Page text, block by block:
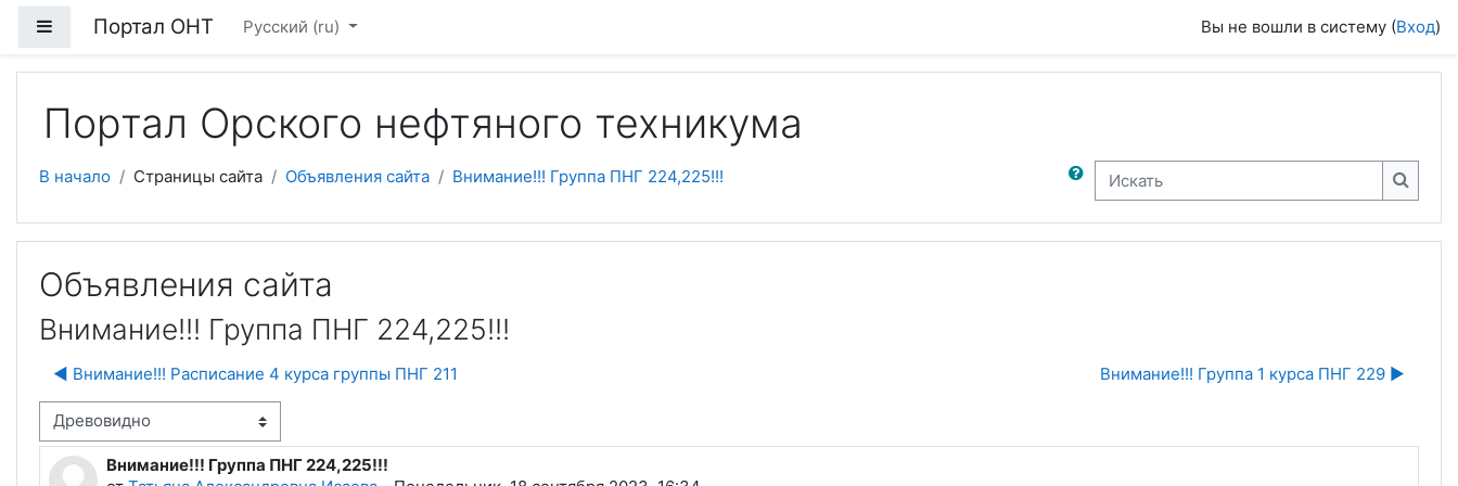
Боковая панель
Портал ОНТ Русский ‎(ru)‎ Вы не вошли в систему (Вход)
Портал Орского нефтяного техникума
В начало Страницы сайта Объявления сайта Внимание!!! Группа ПНГ 224,225!!!
Искать
Искать
Объявления сайта
Внимание!!! Группа ПНГ 224,225!!!
◀︎ Внимание!!! Расписание 4 курса группы ПНГ 211 Внимание!!! Группа 1 курса ПНГ 229 ▶︎
отображения
Внимание!!! Группа ПНГ 224,225!!!
Количество ответов: 0